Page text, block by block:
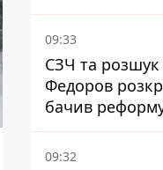
який вбиває
09:33
СЗЧ та
Федоров
бачив реформу
09:32